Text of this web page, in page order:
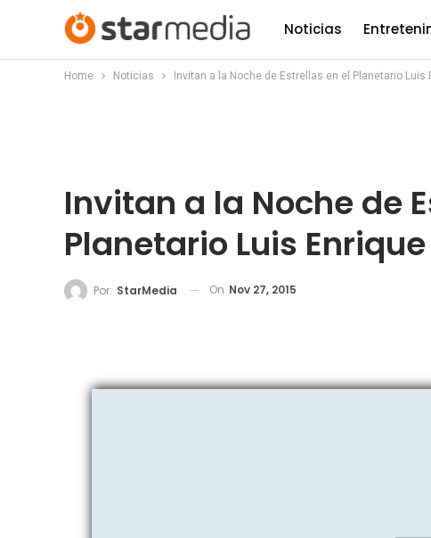
Noticias
Home Noticias Invitan a la Noche de Estrellas en el Planetario Luis
Invitan a la Noche de
Planetario Luis Enrique
Por: StarMedia On Nov 27, 2015